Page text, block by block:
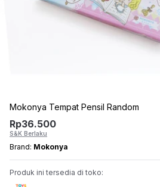
Mokonya Tempat Pensil Random
Rp36.500
S&K Berlaku
Brand: Mokonya
Produk ini tersedia di toko: